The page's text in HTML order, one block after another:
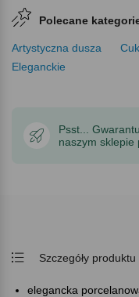
Polecane
Artystyczna dusza
Eleganckie
Psst...
naszym sklepie
Szczegóły produktu
elegancka